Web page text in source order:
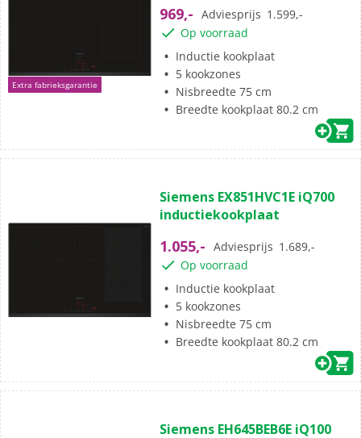
Extra fabrieksgarantie
969,- Adviesprijs 1.599,-
Op voorraad
Inductie kookplaat
5 kookzones
Nisbreedte 75 cm
Breedte kookplaat 80.2 cm
Siemens EX851HVC1E iQ700
inductiekookplaat
1.055,- Adviesprijs 1.689,-
Op voorraad
Inductie kookplaat
5 kookzones
Nisbreedte 75 cm
Breedte kookplaat 80.2 cm
Siemens EH645BEB6E iQ100